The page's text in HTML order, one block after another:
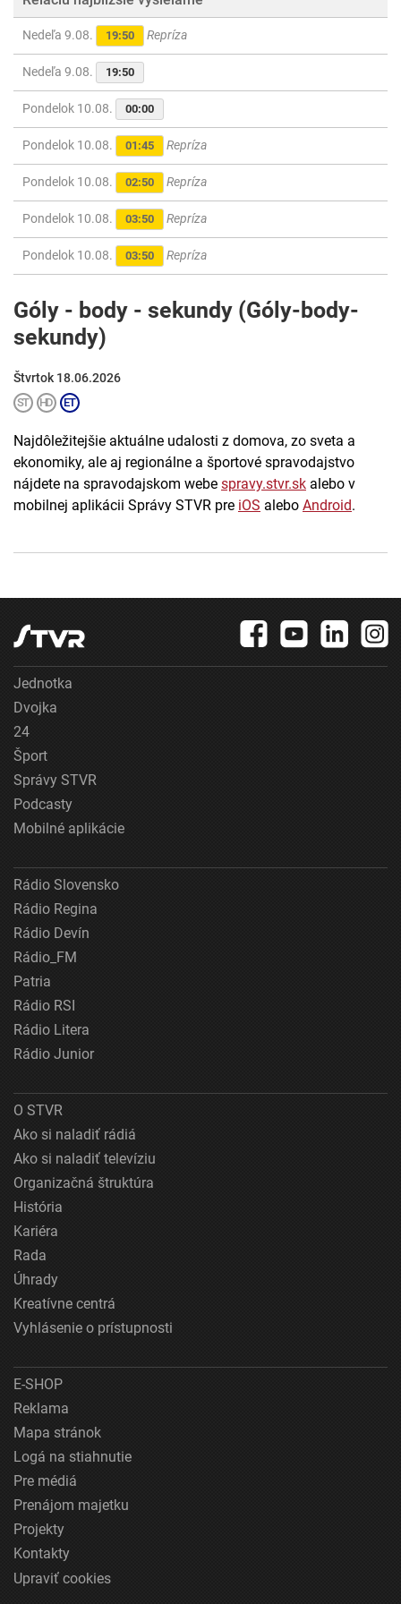
Nedeľa 9.08. 19:50 Repríza
Nedeľa 9.08. 19:50
Pondelok 10.08. 00:00
Pondelok 10.08. 01:45 Repríza
Pondelok 10.08. 02:50 Repríza
Pondelok 10.08. 03:50 Repríza
Pondelok 10.08. 03:50 Repríza
Góly - body - sekundy (Góly-body-
sekundy)
Štvrtok 18.06.2026
Najdôležitejšie aktuálne udalosti z domova, zo sveta a
ekonomiky, ale aj regionálne a športové spravodajstvo
nájdete na spravodajskom webe spravy.stvr.sk alebo v
mobilnej aplikácii Správy STVR pre iOS alebo Android.
Jednotka
Dvojka
24
Šport
Správy STVR
Podcasty
Mobilné aplikácie
Rádio Slovensko
Rádio Regina
Rádio Devín
Rádio_FM
Patria
Rádio RSI
Rádio Litera
Rádio Junior
O STVR
Ako si naladiť rádiá
Ako si naladiť televíziu
Organizačná štruktúra
História
Kariéra
Rada
Úhrady
Kreatívne centrá
Vyhlásenie o prístupnosti
E-SHOP
Reklama
Mapa stránok
Logá na stiahnutie
Pre médiá
Prenájom majetku
Projekty
Kontakty
Upraviť cookies